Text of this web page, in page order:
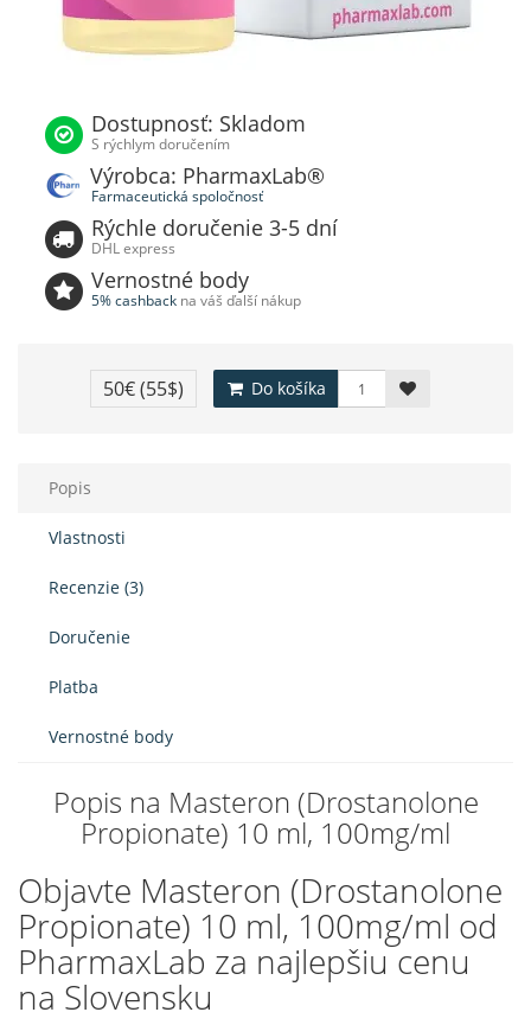
Dostupnosť: Skladom
S rýchlym doručením
Výrobca: PharmaxLab®
Farmaceutická spoločnosť
Rýchle doručenie 3-5 dní
DHL express
Vernostné body
5% cashback na váš ďalší nákup
50€(55$) Do košíka
Popis
Vlastnosti
Recenzie (3)
Doručenie
Platba
Vernostné body
Popis na Masteron (Drostanolone
Propionate) 10 ml, 100mg/ml
Objavte Masteron (Drostanolone
Propionate) 10 ml, 100mg/ml od
PharmaxLab za najlepšiu cenu
na Slovensku